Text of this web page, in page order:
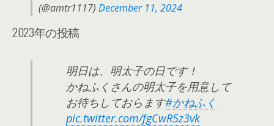
(@amtr1117) December 11, 2024
2023年の投稿
明日は、明太子の日です！
かねふくさんの明太子を用意して
お待ちしておらます#かねふく
pic.twitter.com/fgCwR5z3vk